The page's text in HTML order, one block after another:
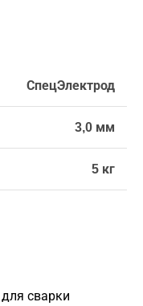
СпецЭлектрод
3,0 мм
5 кг
сварки